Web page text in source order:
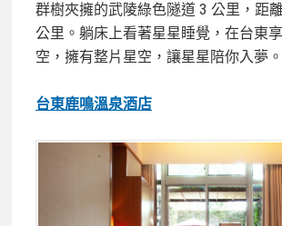
群樹夾擁的武陵綠色隧道 3 公里，距
公里。躺床上看著星星睡覺，在台東
空，擁有整片星空，讓星星陪你入夢。
台東鹿鳴溫泉酒店